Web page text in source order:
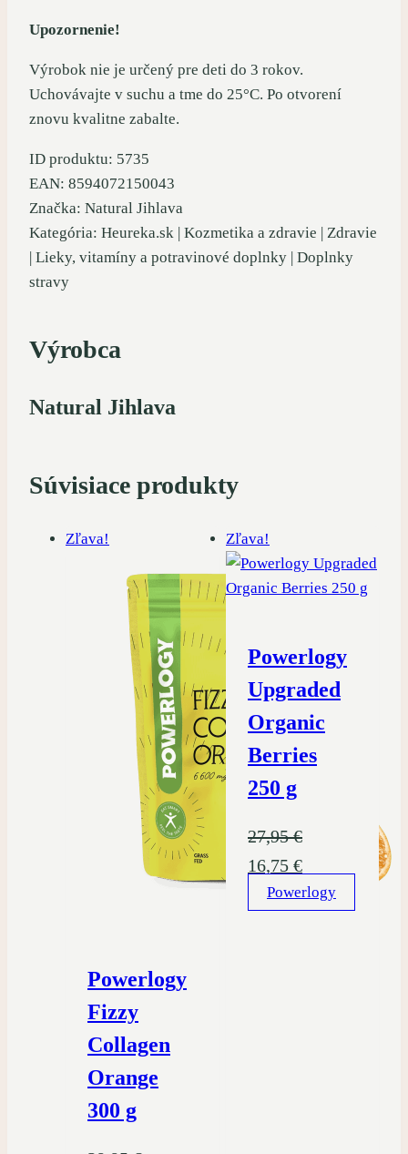
Upozornenie!
Výrobok nie je určený pre deti do 3 rokov.
Uchovávajte v suchu a tme do 25°C. Po otvorení
znovu kvalitne zabalte.
ID produktu: 5735
EAN: 8594072150043
Značka: Natural Jihlava
Kategória: Heureka.sk | Kozmetika a zdravie | Zdravie
| Lieky, vitamíny a potravinové doplnky | Doplnky
stravy
Výrobca
Natural Jihlava
Súvisiace produkty
Zľava!
Powerlogy
Fizzy
Collagen
Orange
300 g
Zľava!
Powerlogy
Upgraded
Organic
Berries
250 g
27,95€
Pôvodná
cena
16,75 €Aktuálna
cena
Powerlogy